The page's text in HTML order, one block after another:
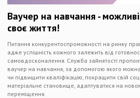
Ваучер на навчання -
своє життя!
Питання конкурентоспроможності на ринку
адже успішність кожного залежить від
самовдосконалення. Служба зайнятості
ваучер на навчання, за допомогою якого
чи підвищити кваліфікацію, покращити свій
матеріальне становище, адаптуватися на
переміщення.